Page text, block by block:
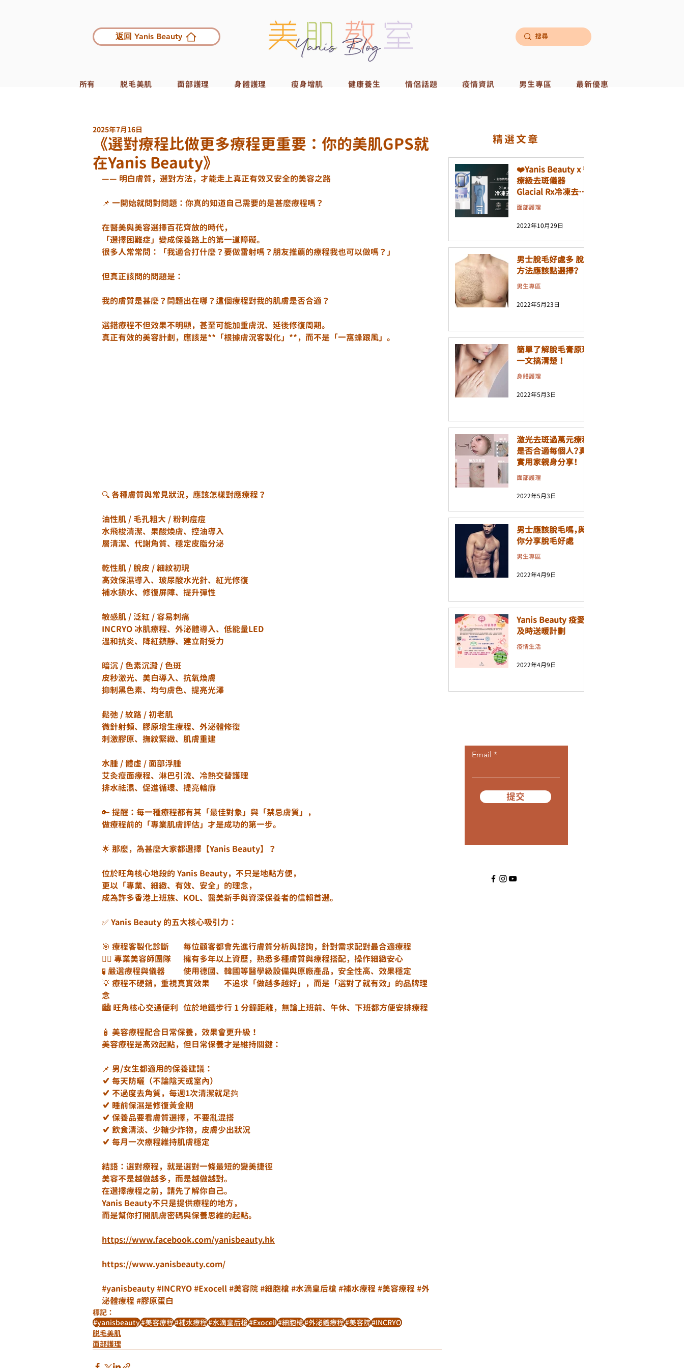
返回 Yanis Beauty
所有 脱毛美肌 面部護理 身體護理 瘦身增肌 健康養生 情侶話題 疫情資訊 男生專區 最新優惠
《選對療程比做更多療程更重要：你的美肌GPS就
在Yanis Beauty》
2025年7月16日
—— 明白膚質，選對方法，才能走上真正有效又安全的美容之路
📌 一開始就問對問題：你真的知道自己需要的是甚麼療程嗎？
在醫美與美容選擇百花齊放的時代，
「選擇困難症」變成保養路上的第一道障礙。
很多人常常問：「我適合打什麼？要做雷射嗎？朋友推薦的療程我也可以做嗎？」
但真正該問的問題是：
我的膚質是甚麼？問題出在哪？這個療程對我的肌膚是否合適？
選錯療程不但效果不明顯，甚至可能加重膚況、延後修復周期。
真正有效的美容計劃，應該是**「根據膚況客製化」**，而不是「一窩蜂跟風」。
🔍 各種膚質與常見狀況，應該怎樣對應療程？
水飛梭清潔、果酸煥膚、控油導入
層清潔、代謝角質、穩定皮脂分泌
乾性肌 / 脫皮 / 細紋初現
高效保濕導入、玻尿酸水光針、紅光修復
補水鎖水、修復屏障、提升彈性
敏感肌 / 泛紅 / 容易刺痛
INCRYO 冰肌療程、外泌體導入、低能量LED
溫和抗炎、降紅鎮靜、建立耐受力
皮秒激光、美白導入、抗氧煥膚
抑制黑色素、均勻膚色、提亮光澤
鬆弛 / 紋路 / 初老肌
刺激膠原、撫紋緊緻、肌膚重建
艾灸瘦面療程、淋巴引流、冷熱交替護理
排水祛濕、促進循環、提亮輪廓
🔑 提醒：每一種療程都有其「最佳對象」與「禁忌膚質」，
做療程前的「專業肌膚評估」才是成功的第一步。
🌟 那麼，為甚麼大家都選擇【Yanis Beauty】？
位於旺角核心地段的 Yanis Beauty，不只是地點方便，
更以「專業、細緻、有效、安全」的理念，
成為許多香港上班族、KOL、醫美新手與資深保養者的信賴首選。
✅ Yanis Beauty 的五大核心吸引力：
🎯 療程客製化診斷	每位顧客都會先進行膚質分析與諮詢，針對需求配對最合適療程
👩‍⚕️ 專業美容師團隊	擁有多年以上資歷，熟悉多種膚質與療程搭配，操作細緻安心
🧪 嚴選療程與儀器	使用德國、韓國等醫學級設備與原廠產品，安全性高、效果穩定
💡 療程不硬銷，重視真實效果	不追求「做越多越好」，而是「選對了就有效」的品牌理
念
🏙️ 旺角核心交通便利	位於地鐵步行 1 分鐘距離，無論上班前、午休、下班都方便安排療程
🧴 美容療程配合日常保養，效果會更升級！
美容療程是高效起點，但日常保養才是維持關鍵：
📌 男/女生都適用的保養建議：
✔️ 每天防曬（不論陰天或室內）
✔️ 不過度去角質，每週1次清潔就足夠
✔️ 睡前保濕是修復黃金期
✔️ 保養品要看膚質選擇，不要亂混搭
✔️ 飲食清淡、少糖少炸物，皮膚少出狀況
✔️ 每月一次療程維持肌膚穩定
結語：選對療程，就是選對一條最短的變美捷徑
美容不是越做越多，而是越做越對。
在選擇療程之前，請先了解你自己。
Yanis Beauty不只是提供療程的地方，
而是幫你打開肌膚密碼與保養思維的起點。
https://www.facebook.com/yanisbeauty.hk
https://www.yanisbeauty.com/
#yanisbeauty#INCRYO#Exocell#美容院#細胞槍#水滴皇后槍#補水療程#美容療程#外
泌體療程#膠原蛋白
標記：
#yanisbeauty#美容療程#補水療程#水滴皇后槍#Exocell#細胞槍#外泌體療程#美容院#INCRYO
脱毛美肌
面部護理
​精選文章
❤️Yanis Beauty x 醫
療級去斑儀器
Glacial Rx冷凍去斑
機❤️
面部護理
2022年10月29日
男士脫毛好處多 脫毛
方法應該點選擇？
男生專區
2022年5月23日
簡單了解脫毛膏原理
一文搞清楚 ！
身體護理
2022年5月3日
激光去斑過萬元療程
是否合適每個人？真
實用家親身分享！
面部護理
2022年5月3日
男士應該脫毛嗎，與
你分享脫毛好處
男生專區
2022年4月9日
Yanis Beauty 疫愛
及時送暖計劃
疫情生活
2022年4月9日
Email
提交